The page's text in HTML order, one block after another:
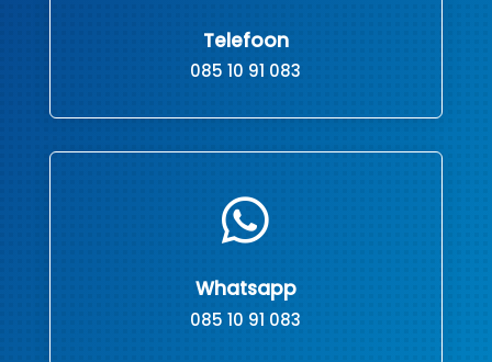
Telefoon
085 10 91 083

Whatsapp
085 10 91 083